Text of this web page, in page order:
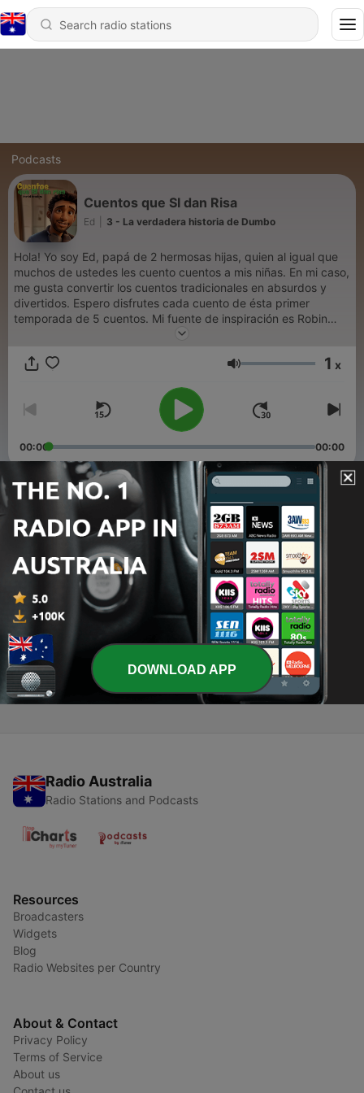
Podcasts
Cuentos que SI dan Risa
Ed 3 - La verdadera historia de Dumbo
Hola! Yo soy Ed, papá de 2 hermosas hijas, quien al igual que
muchos de ustedes les cuento cuentos a mis niñas. En mi caso,
me gusta convertir los cuentos tradicionales en absurdos y
divertidos. Espero disfrutes cada cuento de ésta primer
temporada de 5 cuentos. Mi fuente de inspiración es Robin
Volume 1 x
00:00 00:00
Episodes
La verdadera historia de Dumbo
02 Feb 2025
2 - El regreso de Peter Pan al país de nunca jamás
02 Feb 2025
1 - Cuentos que SI dan risa
26 Jan 2025
Radio Australia
Radio Stations and Podcasts
Resources
Broadcasters
Widgets
Blog
Radio Websites per Country
About & Contact
Privacy Policy
Terms of Service
About us
DOWNLOAD APP